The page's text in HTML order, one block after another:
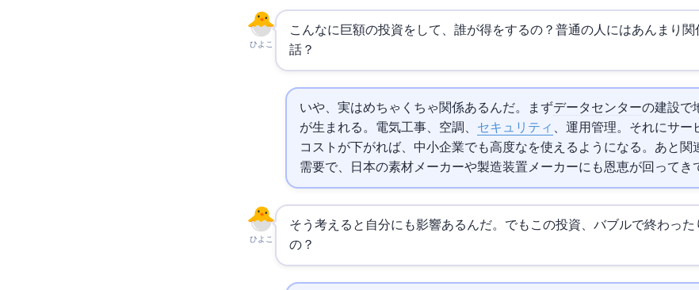
ひよこ
こんなに巨額の投資をして、誰が得をするの？普通の人にはあんまり関
話？
いや、実はめちゃくちゃ関係あるんだ。まずデータセンターの建設で
が生まれる。電気工事、空調、 セキュリティ 、運用管理…。それにAIサ
コストが下がれば、中小企業でも高度なAIを使えるようになる。あと 関
需要で、日本の素材メーカーや製造装置メーカーにも恩恵が回ってき
ひよこ
そう考えると自分にも影響あるんだ。でもこの投資、バブルで終わった
の？